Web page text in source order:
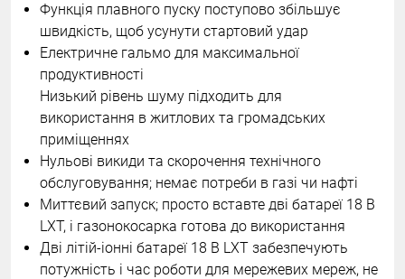
Функція плавного пуску поступово збільшує
швидкість, щоб усунути стартовий удар
Електричне гальмо для максимальної
продуктивності
Низький рівень шуму підходить для
використання в житлових та громадських
приміщеннях
Нульові викиди та скорочення технічного
обслуговування; немає потреби в газі чи нафті
Миттєвий запуск; просто вставте дві батареї 18 В
LXT, і газонокосарка готова до використання
Дві літій-іонні батареї 18 В LXT забезпечують
потужність і час роботи для мережевих мереж, не